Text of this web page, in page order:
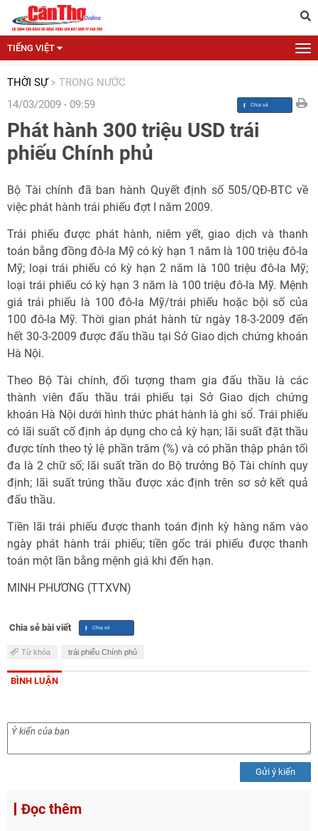
TIẾNG VIỆT
THỜI SỰ > TRONG NƯỚC
14/03/2009 - 09:59
Phát hành 300 triệu USD trái
phiếu Chính phủ
Bộ Tài chính đã ban hành Quyết định số 505/QĐ-BTC về
việc phát hành trái phiếu đợt I năm 2009.
Trái phiếu được phát hành, niêm yết, giao dịch và thanh
toán bằng đồng đô-la Mỹ có kỳ hạn 1 năm là 100 triệu đô-la
Mỹ; loại trái phiếu có kỳ hạn 2 năm là 100 triệu đô-la Mỹ;
loại trái phiếu có kỳ hạn 3 năm là 100 triệu đô-la Mỹ. Mệnh
giá trái phiếu là 100 đô-la Mỹ/trái phiếu hoặc bội số của
100 đô-la Mỹ. Thời gian phát hành từ ngày 18-3-2009 đến
hết 30-3-2009 được đấu thầu tại Sở Giao dịch chứng khoán
Hà Nội.
Theo Bộ Tài chính, đối tượng tham gia đấu thầu là các
thành viên đấu thầu trái phiếu tại Sở Giao dịch chứng
khoán Hà Nội dưới hình thức phát hành là ghi sổ. Trái phiếu
có lãi suất cố định áp dụng cho cả kỳ hạn; lãi suất đặt thầu
được tính theo tỷ lệ phần trăm (%) và có phần thập phân tối
đa là 2 chữ số; lãi suất trần do Bộ trưởng Bộ Tài chính quy
định; lãi suất trúng thầu được xác định trên sơ sở kết quả
đấu thầu.
Tiền lãi trái phiếu được thanh toán định kỳ hàng năm vào
ngày phát hành trái phiếu; tiền gốc trái phiếu được thanh
toán một lần bằng mệnh giá khi đến hạn.
MINH PHƯƠNG (TTXVN)
Chia sẻ bài viết
Từ khóa trái phiếu Chính phủ
BÌNH LUẬN
Gửi ý kiến
Đọc thêm